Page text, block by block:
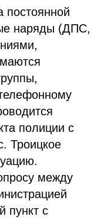
постоянной
наряды (ДПС,
полиции с
Троицкое
между
пункт с